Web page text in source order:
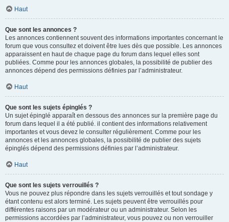
Haut
Que sont les annonces ?
Les annonces contiennent souvent des informations importantes concernant le
forum que vous consultez et doivent être lues dès que possible. Les annonces
apparaissent en haut de chaque page du forum dans lequel elles sont
publiées. Comme pour les annonces globales, la possibilité de publier des
annonces dépend des permissions définies par l’administrateur.
Haut
Que sont les sujets épinglés ?
Un sujet épinglé apparaît en dessous des annonces sur la première page du
forum dans lequel il a été publié. il contient des informations relativement
importantes et vous devez le consulter régulièrement. Comme pour les
annonces et les annonces globales, la possibilité de publier des sujets
épinglés dépend des permissions définies par l’administrateur.
Haut
Que sont les sujets verrouillés ?
Vous ne pouvez plus répondre dans les sujets verrouillés et tout sondage y
étant contenu est alors terminé. Les sujets peuvent être verrouillés pour
différentes raisons par un modérateur ou un administrateur. Selon les
permissions accordées par l’administrateur, vous pouvez ou non verrouiller